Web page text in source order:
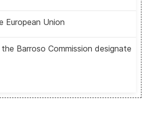
European Union
Barroso Commission designate